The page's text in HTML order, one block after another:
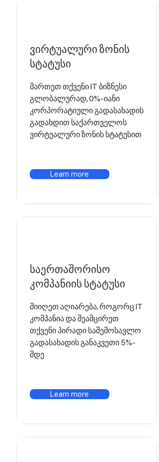
ვირტუალური ზონის
სტატუსი
მართეთ თქვენი IT ბიზნესი
გლობალურად, 0%-იანი
კორპორატიული გადასახადის
გადახდით საქართველოს
ვირტუალური ზონის სტატუსით
Learn more
საერთაშორისო
კომპანიის სტატუსი
მიიღეთ აღიარება, როგორც IT
კომპანია და შეამცირეთ
თქვენი პირადი საშემოსავლო
გადასახადის განაკვეთი 5%-
მდე
Learn more